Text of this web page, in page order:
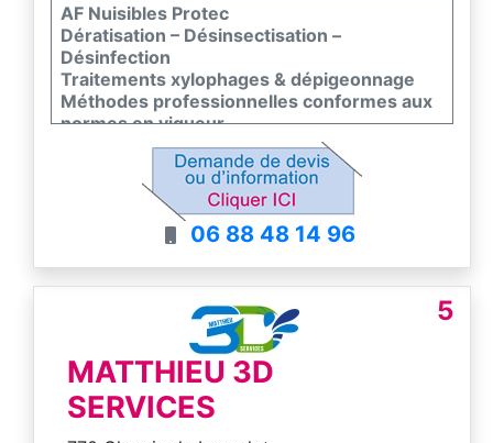
AF Nuisibles Protec
Dératisation – Désinsectisation –
Désinfection
Traitements xylophages & dépigeonnage
Méthodes professionnelles conformes aux
normes en vigueur
06 88 48 14 96
5
MATTHIEU 3D
SERVICES